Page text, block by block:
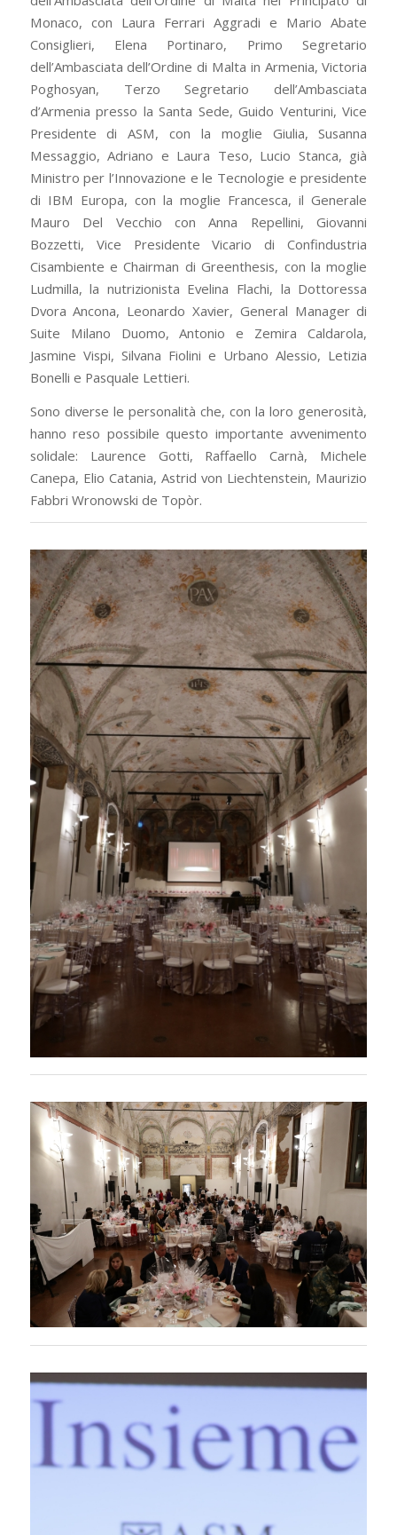
Monaco, con Laura Ferrari Aggradi e Mario Abate
Consiglieri, Elena Portinaro, Primo Segretario
dell’Ambasciata dell’Ordine di Malta in Armenia, Victoria
Poghosyan, Terzo Segretario dell’Ambasciata
d’Armenia presso la Santa Sede, Guido Venturini, Vice
Presidente di ASM, con la moglie Giulia, Susanna
Messaggio, Adriano e Laura Teso, Lucio Stanca, già
Ministro per l’Innovazione e le Tecnologie e presidente
di IBM Europa, con la moglie Francesca, il Generale
Mauro Del Vecchio con Anna Repellini, Giovanni
Bozzetti, Vice Presidente Vicario di Confindustria
Cisambiente e Chairman di Greenthesis, con la moglie
Ludmilla, la nutrizionista Evelina Flachi, la Dottoressa
Dvora Ancona, Leonardo Xavier, General Manager di
Suite Milano Duomo, Antonio e Zemira Caldarola,
Jasmine Vispi, Silvana Fiolini e Urbano Alessio, Letizia
Bonelli e Pasquale Lettieri.
Sono diverse le personalità che, con la loro generosità,
hanno reso possibile questo importante avvenimento
solidale: Laurence Gotti, Raffaello Carnà, Michele
Canepa, Elio Catania, Astrid von Liechtenstein, Maurizio
Fabbri Wronowski de Topòr.